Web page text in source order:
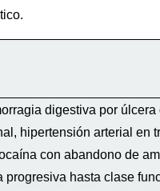
digestiva por
hipertensión arterial en
con abandono de
hasta clase